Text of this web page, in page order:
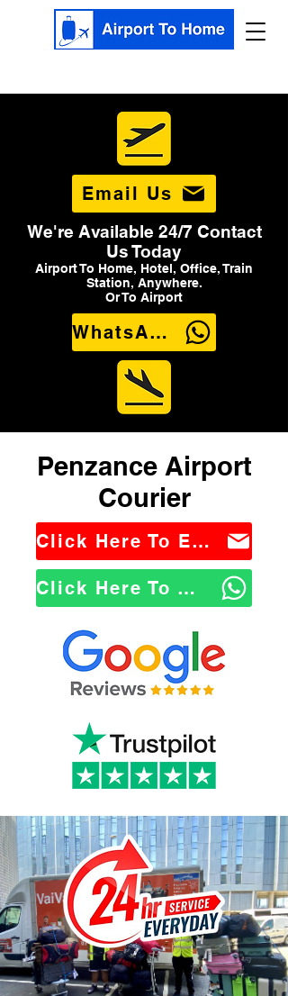
Email Us
We're Available 24/7 Contact
Us Today
Airport To Home, Hotel, Office, Train
Station, Anywhere.
Or To Airport
WhatsApp Us
Penzance Airport
Courier
Click Here To Email Us
Click Here To WhatsApp Us